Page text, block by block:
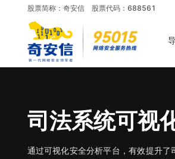
股票简称：奇安信 股票代码：688561
司法系统可视
通过可视化安全分析平台，有效提升